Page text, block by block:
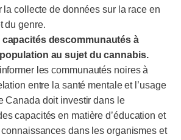
la collecte de données sur la race en
du genre.
capacités descommunautés à
au sujet du cannabis.
les communautés noires à
entre la santé mentale et l’usage
Canada doit investir dans le
capacités en matière d’éducation et
dans les organismes et